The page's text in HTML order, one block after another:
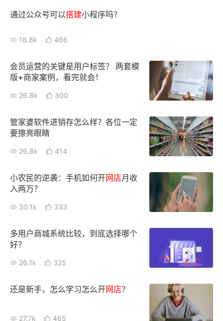
通过公众号可以搭建小程序吗？
18.8k 466
会员运营的关键是用户标签？ 两套模
版+商家案例，看完就会！
26.8k 300
管家婆软件进销存怎么样？各位一定
要擦亮眼睛
26.8k 414
小农民的逆袭：手机如何开网店月收
入两万？
30.1k 333
多用户商城系统比较，到底选择哪个
好？
26.1k 325
还是新手，怎么学习怎么开网店？
27.7k 465